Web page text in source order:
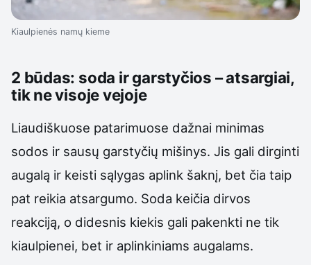
Kiaulpienės namų kieme
2 būdas: soda ir garstyčios – atsargiai,
tik ne visoje vejoje
Liaudiškuose patarimuose dažnai minimas
sodos ir sausų garstyčių mišinys. Jis gali dirginti
augalą ir keisti sąlygas aplink šaknį, bet čia taip
pat reikia atsargumo. Soda keičia dirvos
reakciją, o didesnis kiekis gali pakenkti ne tik
kiaulpienei, bet ir aplinkiniams augalams.